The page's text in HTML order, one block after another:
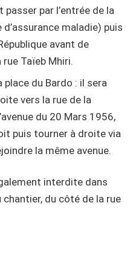
par l’entrée de la
maladie) puis
avant de
Taïeb Mhiri.
place du Bardo : il sera
vers la rue de la
du 20 Mars 1956,
puis tourner à droite via
la même avenue.
interdite dans
du côté de la rue